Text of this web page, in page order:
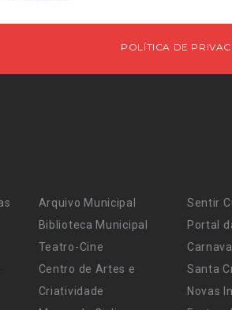
POLÍTICA DE
Arquivo Municipal
Biblioteca Municipal
Teatro-Cine
Centro de Artes e
Criatividade
Sentir
Portal
Santa
Novas